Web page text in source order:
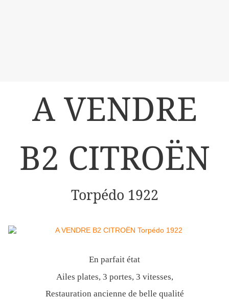
A VENDRE
B2 CITROËN
Torpédo 1922
En parfait état
Ailes plates, 3 portes, 3 vitesses,
Restauration ancienne de belle qualité